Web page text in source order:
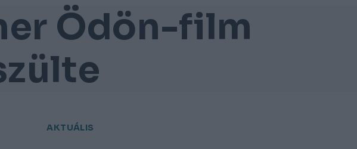
Ödön-film
AKTUÁLIS